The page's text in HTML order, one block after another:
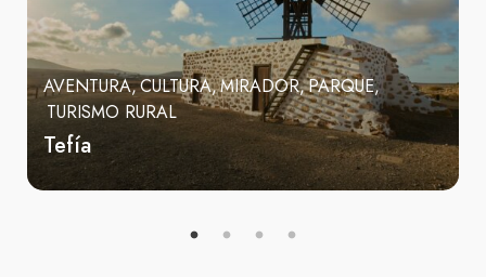
AVENTURA CULTURA MIRADOR PARQUE
TURISMO RURAL
Tefía